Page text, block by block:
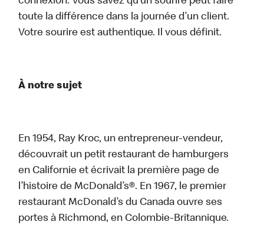
toute la différence dans la journée d’un client.
Votre sourire est authentique. Il vous définit.
À notre sujet
En 1954, Ray Kroc, un entrepreneur-vendeur,
découvrait un petit restaurant de hamburgers
en Californie et écrivait la première page de
l’histoire de McDonald’s®. En 1967, le premier
restaurant McDonald’s du Canada ouvre ses
portes à Richmond, en Colombie-Britannique.